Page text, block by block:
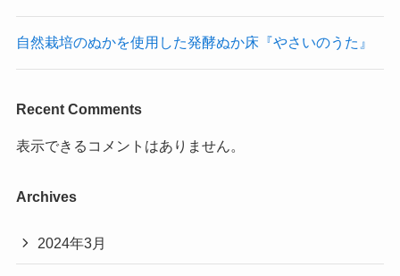
自然栽培のぬかを使用した発酵ぬか床『やさいのうた』
Recent Comments
表示できるコメントはありません。
Archives
2024年3月